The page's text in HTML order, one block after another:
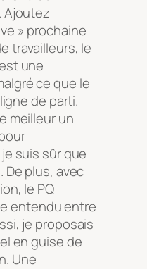
Ajoutez
» prochaine
travailleurs, le
une
ce que le
de parti.
meilleur un
suis sûr que
De plus, avec
le PQ
entendu entre
je proposais
en guise de
Une